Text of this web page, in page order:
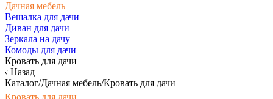
Дачная мебель
Вешалка для дачи
Диван для дачи
Зеркала на дачу
Комоды для дачи
Кровать для дачи
Назад
Каталог/Дачная мебель/Кровать для дачи
Кровать для дачи